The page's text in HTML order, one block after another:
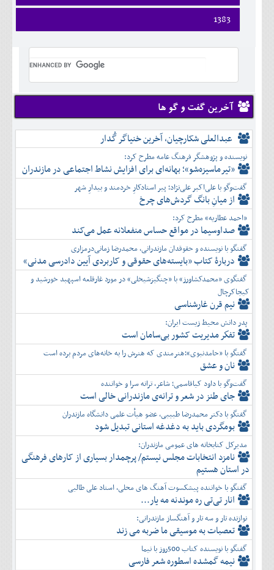
اسفند
دی
بهمن
آبان
آذر
دی
بهمن
شهريور
مهر
آبان
آذر
تير
مرداد
شهريور
مهر
دی
بهمن
اسفند
ارديبهشت
خرداد
تير
مرداد
آبان
آذر
دی
بهمن
اسفند
فروردين
ارديبهشت
خرداد
شهريور
مهر
آبان
آذر
دی
بهمن
اسفند
1383
فروردين
تير
مرداد
شهريور
مهر
آبان
آذر
دی
بهمن
اسفند
آخرین گفت و گو ها
عبدالعلی شکارچیان، آخرین خنیاگر گُدار
نویسنده و پژوهشگر فرهنگ عامه مطرح کرد:
«تیرماسیزه‌شو»؛ بهانه‌ای برای افزایش نشاط اجتماعی در مازندران
گفت‌وگو با علی‌اکبر علی‌نژاد؛ پیر استادکارِ خردمند و بیدارِ شهر
از میانِ بانگ گردش‌های چرخ
«احمد عطاریه» مطرح کرد:
صداوسیما در مواقع حساس منفعلانه عمل می‌کند
گفتگو با نویسنده و حقوقدان مازندرانی، محمدرضا زمانی‌درمزاری
دربارۀ کتاب ”بایسته‌های حقوقی و کاربردی آیین دادرسی مدنی»
گفتگوی «محمدکشاورز» با «چنگیزشیخلی» در مورد غارقلعه اسپهبد خورشید و
کیجاکرچال
نیم قرن غارشناسی
پدر دانش محیط زیست ایران:
تفكر مديريت کشور بی‌سامان است
گفتگو با «حامدنبوی»؛هنرمندی که هنرش را به خانه‌های مردم برده است
نان و عشق
گفت‌وگو با داود کیاقاسمی؛ شاعر، ترانه سرا و خواننده
جای طنز در شعر و ترانه‌ی مازندرانی خالی است
گفتگو با دکتر محمدرضا طبیبی، عضو هیأت علمی دانشگاه مازندران
بومگردی باید به دغدغه استانی تبدیل شود
مدیرکل کتابخانه های عمومی مازندران:
نامزد انتخابات مجلس نیستم/ پرچمدار بسیاری از کارهای فرهنگی
در استان هستیم
گفتگو با خواننده پیشکسوت آهنگ های محلی، استاد علی طالبی
انار تی‌تی ره موندنه مه یار...
نوازنده تار و سه تار و آهنگساز مازندرانی:
تعصبات به موسیقی ما ضربه می زند
گفتگو با نویسنده کتاب 500روز با نیما
نیمه گمشده اسطوره شعر فارسی